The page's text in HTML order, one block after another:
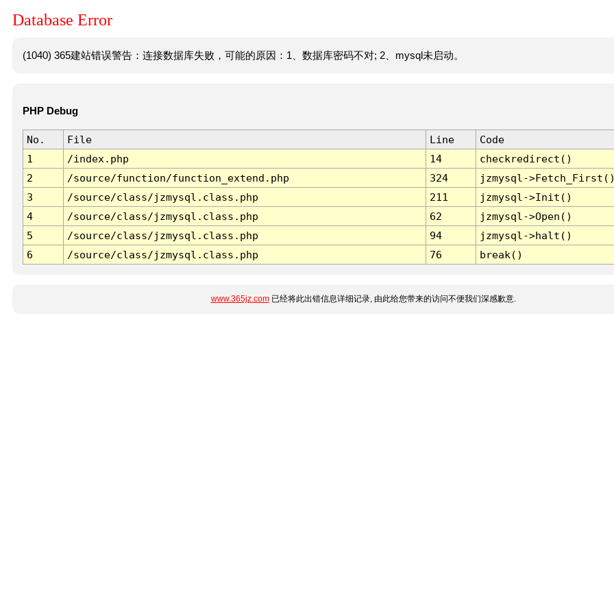
Database Error
(1040) 365建站错误警告：连接数据库失败，可能的原因：1、数据库密码不对; 2、mysql未启动。
PHP Debug
No. File Line
Code
1
/index.php 14
checkredirect()
2
/source/function/function_extend.php 324
jzmysql-
3
/source/class/jzmysql.class.php 211
jzmysql->Init()
4
/source/class/jzmysql.class.php 62
jzmysql->Open()
5
/source/class/jzmysql.class.php 94
jzmysql->halt()
6
/source/class/jzmysql.class.php 76 break()
www.365jz.com已经将此出错信息详细记录, 由此给您带来的访问不便我们深感歉意.